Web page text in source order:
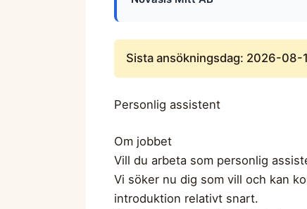
Sista ansökningsdag: 2026-08-
Personlig assistent
Om jobbet
Vill du arbeta som personlig
Vi söker nu dig som vill och kan
introduktion relativt snart.